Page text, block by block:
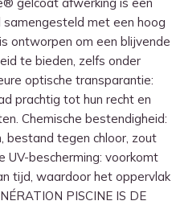
met een hoog
ontworpen om een ​​blijvende
te bieden, zelfs onder
optische transparantie:
prachtig tot hun recht en
Chemische bestendigheid:
bestand tegen chloor, zout
UV-bescherming: voorkomt
tijd, waardoor het oppervlak
PISCINE IS DE